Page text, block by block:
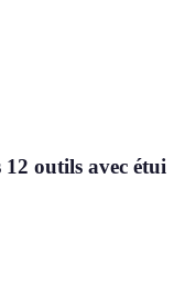
outils avec étui